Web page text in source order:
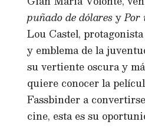
puñado de dólaresyPor
Lou Castel,
y emblema de la
su vertiente oscura y
quiere conocer la
Fassbinder a
cine, esta es su